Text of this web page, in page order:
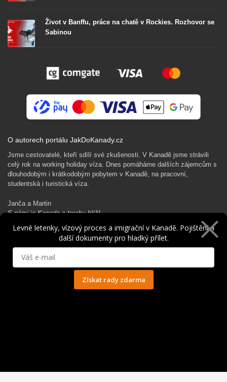
Život v Banffu, práce na chatě v Rockies. Rozhovor se
Sabinou
O autorech portálu JakDoKanady.cz
Jsme cestovatelé, kteří sdílí své zkušenosti. V Kanadě jsme strávili
celý rok na working holiday víza. Dnes pomáháme dalších zájemcům s
dlouhodobým i krátkodobým pobytem v Kanadě, na pracovní,
studentská i turistická víza.
Janča a Martin
S námi je Kanada o trochu blíž!
Rádi Ti pomůžeme s kanadským dobrodružstvím…
Levné letenky, vízový proces a imigrační v Kanadě. Pojištění a
další dokumenty pro hladký přílet.
Získat rady zdarma